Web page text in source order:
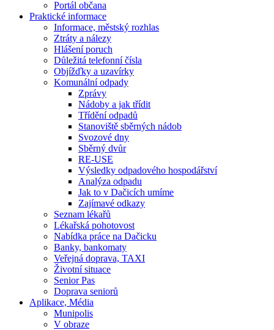
Portál občana
Praktické informace
Informace, městský rozhlas
Ztráty a nálezy
Hlášení poruch
Důležitá telefonní čísla
Objížďky a uzavírky
Komunální odpady
Zprávy
Nádoby a jak třídit
Třídění odpadů
Stanoviště sběrných nádob
Svozové dny
Sběrný dvůr
RE-USE
Výsledky odpadového hospodářství
Analýza odpadu
Jak to v Dačicích umíme
Zajímavé odkazy
Seznam lékařů
Lékařská pohotovost
Nabídka práce na Dačicku
Banky, bankomaty
Veřejná doprava, TAXI
Životní situace
Senior Pas
Doprava seniorů
Aplikace, Média
Munipolis
V obraze